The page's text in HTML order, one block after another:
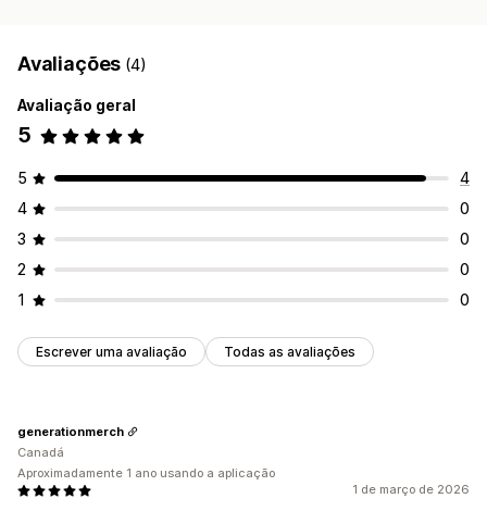
Avaliações (4)
Avaliação geral
5
5
4
4
0
3
0
2
0
1
0
Escrever uma avaliação Todas as avaliações
1 de março de 2026
generationmerch
Canadá
Aproximadamente 1 ano usando a aplicação